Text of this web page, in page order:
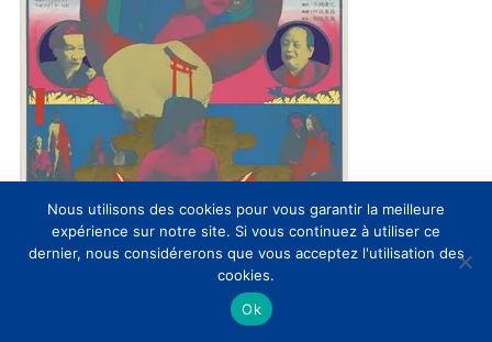
Du milieu des années 50 à la fin des années 60, Tokyo
s’est transformée d’une capitale d’après guerre à un
Nous utilisons des cookies pour vous garantir la meilleure
expérience sur notre site. Si vous continuez à utiliser ce
dernier, nous considérerons que vous acceptez l'utilisation des
cookies.
Ok